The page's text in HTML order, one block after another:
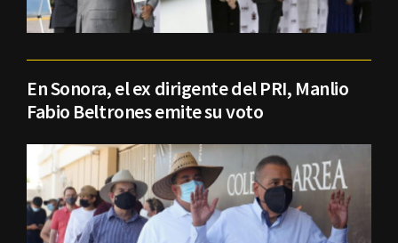
En Sonora, el ex dirigente del PRI, Manlio
Fabio Beltrones emite su voto